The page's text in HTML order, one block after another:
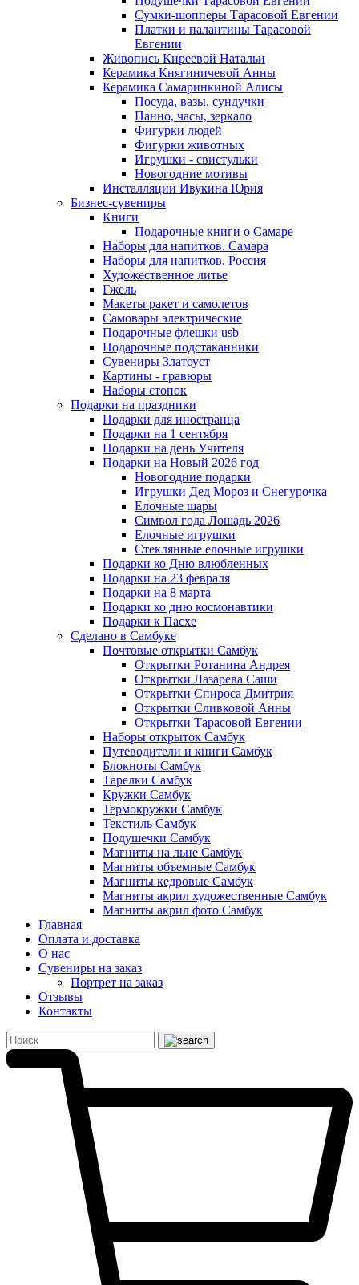
Сумки-шопперы Тарасовой Евгении
Платки и палантины Тарасовой
Евгении
Живопись Киреевой Натальи
Керамика Княгиничевой Анны
Керамика Самаринкиной Алисы
Посуда, вазы, сундучки
Панно, часы, зеркало
Фигурки людей
Фигурки животных
Игрушки - свистульки
Новогодние мотивы
Инсталляции Ивукина Юрия
Бизнес-сувениры
Книги
Подарочные книги о Самаре
Наборы для напитков. Самара
Наборы для напитков. Россия
Художественное литье
Гжель
Макеты ракет и самолетов
Самовары электрические
Подарочные флешки usb
Подарочные подстаканники
Сувениры Златоуст
Картины - гравюры
Наборы стопок
Подарки на праздники
Подарки для иностранца
Подарки на 1 сентября
Подарки на день Учителя
Подарки на Новый 2026 год
Новогодние подарки
Игрушки Дед Мороз и Снегурочка
Елочные шары
Символ года Лошадь 2026
Елочные игрушки
Стеклянные елочные игрушки
Подарки ко Дню влюбленных
Подарки на 23 февраля
Подарки на 8 марта
Подарки ко дню космонавтики
Подарки к Пасхе
Сделано в Самбуке
Почтовые открытки Самбук
Открытки Ротанина Андрея
Открытки Лазарева Саши
Открытки Спироса Дмитрия
Открытки Сливковой Анны
Открытки Тарасовой Евгении
Наборы открыток Самбук
Путеводители и книги Самбук
Блокноты Самбук
Тарелки Самбук
Кружки Самбук
Термокружки Самбук
Текстиль Самбук
Подушечки Самбук
Магниты на льне Самбук
Магниты объемные Самбук
Магниты кедровые Самбук
Магниты акрил художественные Самбук
Магниты акрил фото Самбук
Главная
Оплата и доставка
О нас
Сувениры на заказ
Портрет на заказ
Отзывы
Контакты